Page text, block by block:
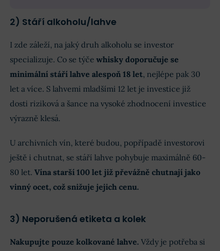
2) Stáří alkoholu/lahve
I zde záleží, na jaký druh alkoholu se investor
specializuje. Co se týče whisky doporučuje se
minimální stáří lahve alespoň 18 let, nejlépe pak 30
let a více. S lahvemi mladšími 12 let je investice již
dosti riziková a šance na vysoké zhodnocení investice
výrazně klesá.
U archivních vín, které budou, popřípadě investorovi
ještě i chutnat, se stáří lahve pohybuje maximálně 60-
80 let. Vína starší 100 let již převážně chutnají jako
vinný ocet, což snižuje jejich cenu.
3) Neporušená etiketa a kolek
Nakupujte pouze kolkované lahve. Vždy je potřeba si